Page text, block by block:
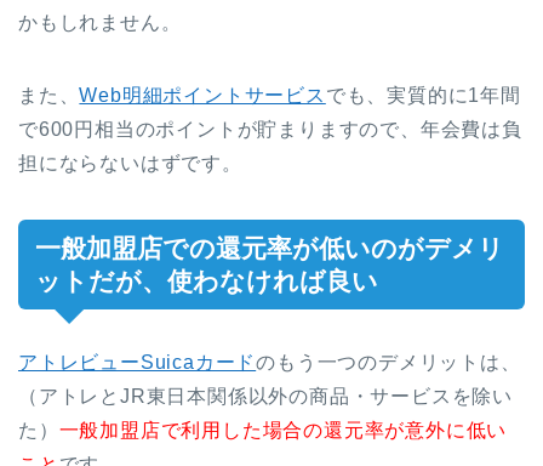
かもしれません。
また、Web明細ポイントサービス でも、実質的に1年間
で600円相当のポイントが貯まりますので、年会費は負
担にならないはずです。
一般加盟店での還元率が低いのがデメリ
ットだが、使わなければ良い
アトレビューSuicaカードのもう一つのデメリットは、
（アトレとJR東日本関係以外の商品・サービスを除い
た） 一般加盟店で利用した場合の還元率が意外に低い